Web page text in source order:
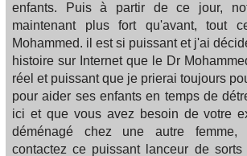
enfants. Puis à partir de ce jour,
maintenant plus fort qu'avant, tout
Mohammed. il est si puissant et j'ai
histoire sur Internet que le Dr
réel et puissant que je prierai toujours
pour aider ses enfants en temps de
ici et que vous avez besoin de votre
déménagé chez une autre
contactez ce puissant lanceur de sorts